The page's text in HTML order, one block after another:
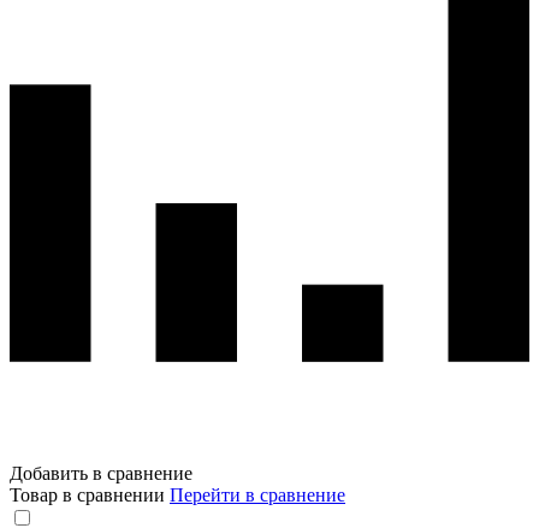
Добавить в сравнение
Товар в сравнении Перейти в сравнение